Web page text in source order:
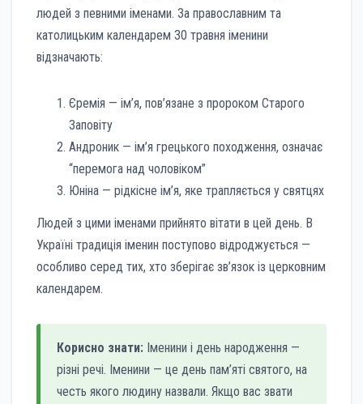
людей з певними іменами. За православним та
католицьким календарем 30 травня іменини
відзначають:
Єремія — ім’я, пов’язане з пророком Старого
Заповіту
Андроник — ім’я грецького походження, означає
“перемога над чоловіком”
Юніна — рідкісне ім’я, яке трапляється у святцях
Людей з цими іменами прийнято вітати в цей день. В
Україні традиція іменин поступово відроджується —
особливо серед тих, хто зберігає зв’язок із церковним
календарем.
Корисно знати: Іменини і день народження —
різні речі. Іменини — це день пам’яті святого, на
честь якого людину назвали. Якщо вас звати